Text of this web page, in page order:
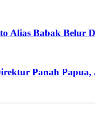
Alias Babak Belur
Panah